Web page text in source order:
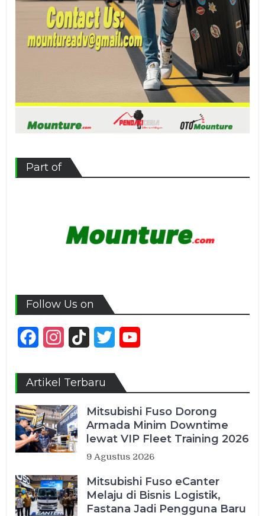
Part of
Follow Us on
FacebookInstagram
TikTok Twitter
Artikel Terbaru
Mitsubishi Fuso Dorong
Armada Minim Downtime
lewat VIP Fleet Training 2026
9 Agustus 2026
Mitsubishi Fuso eCanter
Melaju di Bisnis Logistik,
Fastana Jadi Pengguna Baru